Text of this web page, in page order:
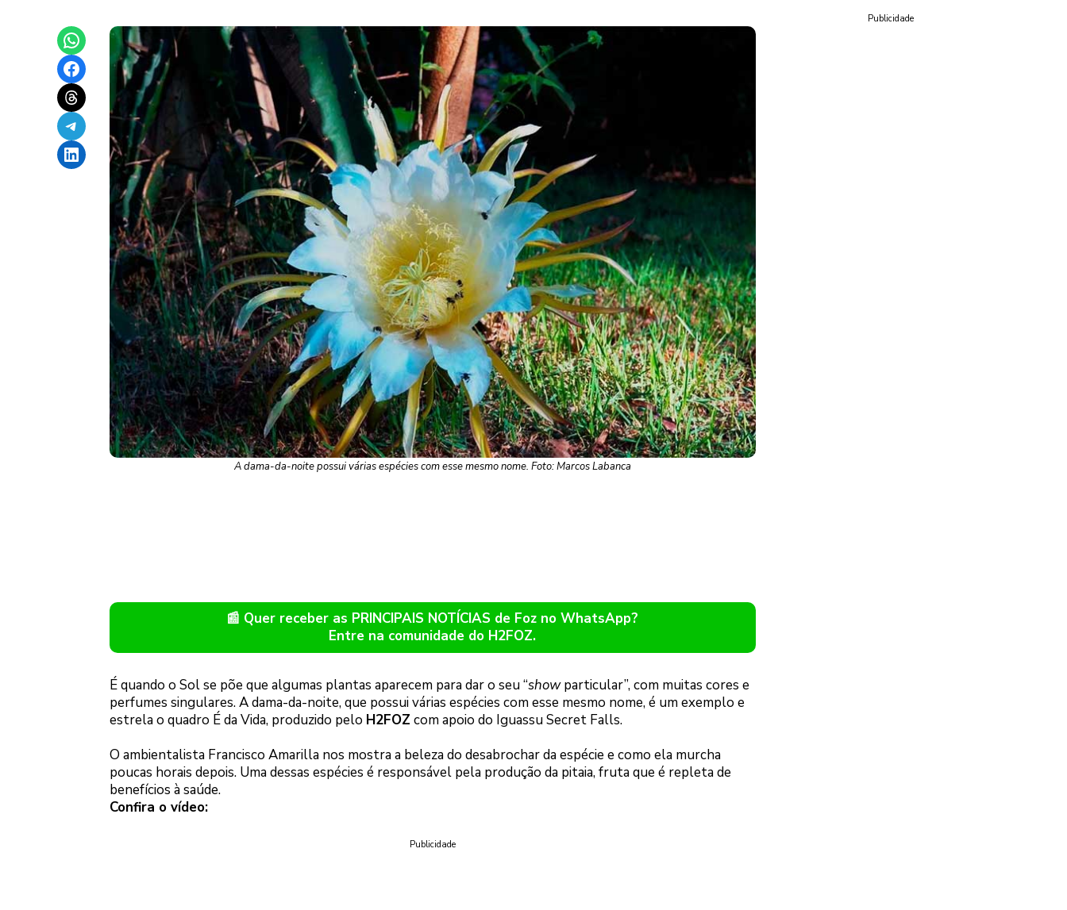
Share on WhatsApp
Share on Facebook
Share on Threads
Share on Telegram
Share on LinkedIn
A dama-da-noite possui várias espécies com esse mesmo nome. Foto: Marcos Labanca
📰 Quer receber as PRINCIPAIS NOTÍCIAS de Foz no WhatsApp?
Entre na comunidade do H2FOZ.
É quando o Sol se põe que algumas plantas aparecem para dar o seu “showparticular”, com muitas cores e
perfumes singulares. A dama-da-noite, que possui várias espécies com esse mesmo nome, é um exemplo e
estrela o quadro É da Vida, produzido pelo H2FOZ com apoio do Iguassu Secret Falls.
O ambientalista Francisco Amarilla nos mostra a beleza do desabrochar da espécie e como ela murcha
poucas horais depois. Uma dessas espécies é responsável pela produção da pitaia, fruta que é repleta de
benefícios à saúde.
Confira o vídeo:
Publicidade
Publicidade